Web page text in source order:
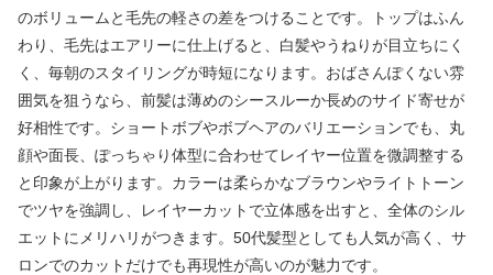
のボリュームと毛先の軽さの差をつけることです。トップはふん
わり、毛先はエアリーに仕上げると、白髪やうねりが目立ちにく
く、毎朝のスタイリングが時短になります。おばさんぽくない雰
囲気を狙うなら、前髪は薄めのシースルーか長めのサイド寄せが
好相性です。ショートボブやボブヘアのバリエーションでも、丸
顔や面長、ぽっちゃり体型に合わせてレイヤー位置を微調整する
と印象が上がります。カラーは柔らかなブラウンやライトトーン
でツヤを強調し、レイヤーカットで立体感を出すと、全体のシル
エットにメリハリがつきます。50代髪型としても人気が高く、サ
ロンでのカットだけでも再現性が高いのが魅力です。